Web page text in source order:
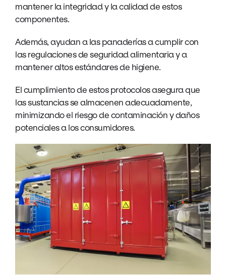
mantener la integridad y la calidad de estos
componentes.
Además, ayudan a las panaderías a cumplir con
las regulaciones de seguridad alimentaria y a
mantener altos estándares de higiene.
El cumplimiento de estos protocolos asegura que
las sustancias se almacenen adecuadamente,
minimizando el riesgo de contaminación y daños
potenciales a los consumidores.